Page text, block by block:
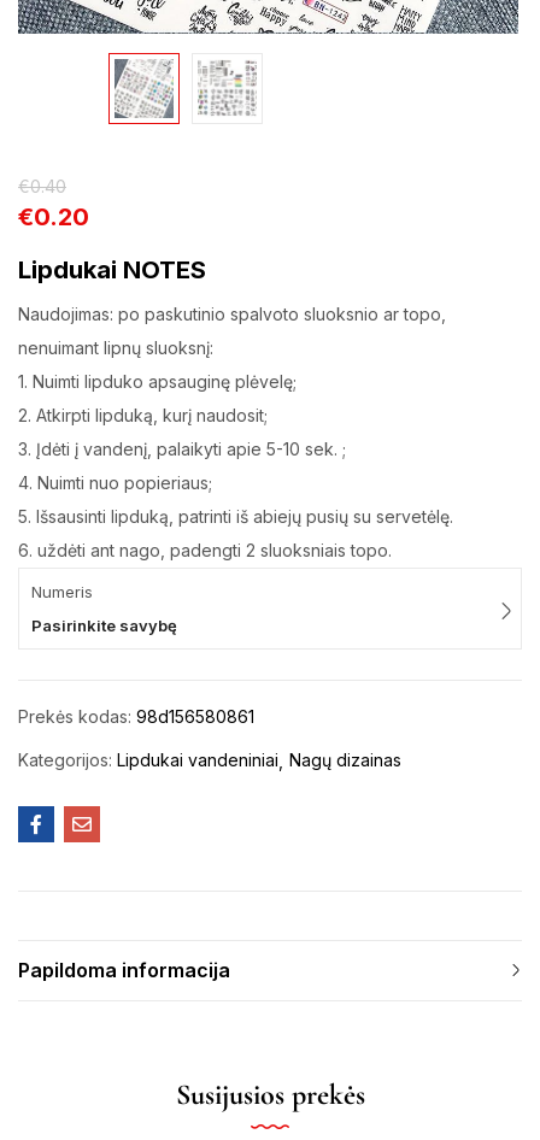
€0.40
€0.20
Lipdukai NOTES
Naudojimas: po paskutinio spalvoto sluoksnio ar topo,
nenuimant lipnų sluoksnį:
1. Nuimti lipduko apsauginę plėvelę;
2. Atkirpti lipduką, kurį naudosit;
3. Įdėti į vandenį, palaikyti apie 5-10 sek. ;
4. Nuimti nuo popieriaus;
5. Išsausinti lipduką, patrinti iš abiejų pusių su servetėlę.
6. uždėti ant nago, padengti 2 sluoksniais topo.
Numeris
Pasirinkite savybę
Prekės kodas: 98d156580861
Kategorijos: Lipdukai vandeniniai Nagų dizainas
Papildoma informacija
Susijusios prekės